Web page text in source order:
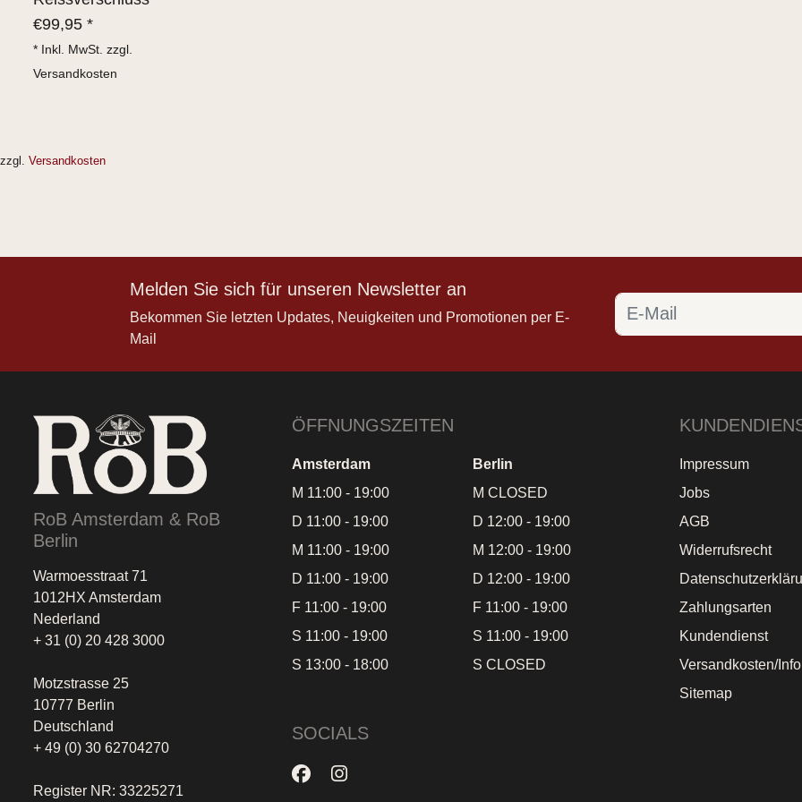
€99,95 *
* Inkl. MwSt. zzgl.
Versandkosten
zzgl. Versandkosten
Melden Sie sich für unseren Newsletter an
Bekommen Sie letzten Updates, Neuigkeiten und Promotionen per E-
Mail
RoB Amsterdam & RoB
Berlin
Warmoesstraat 71
1012HX Amsterdam
Nederland
+ 31 (0) 20 428 3000
Motzstrasse 25
10777 Berlin
Deutschland
+ 49 (0) 30 62704270
Register NR: 33225271
ÖFFNUNGSZEITEN
Amsterdam
Berlin
M 11:00 - 19:00
D 11:00 - 19:00
M 11:00 - 19:00
D 11:00 - 19:00
F 11:00 - 19:00
S 11:00 - 19:00
S 13:00 - 18:00
M CLOSED
D 12:00 - 19:00
M 12:00 - 19:00
D 12:00 - 19:00
F 11:00 - 19:00
S 11:00 - 19:00
S CLOSED
SOCIALS
Impressum
Jobs
AGB
Widerrufsrecht
Zahlungsarten
Kundendienst
Versandkosten/
Sitemap